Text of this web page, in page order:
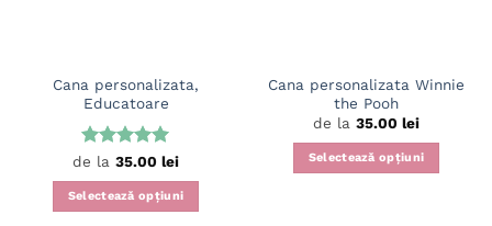
Cana personalizata,
Educatoare
Evaluat la
5din 5
de la 35.00 lei
Selectează opțiuni
Cana personalizata Winnie
the Pooh
de la 35.00 lei
Selectează opțiuni